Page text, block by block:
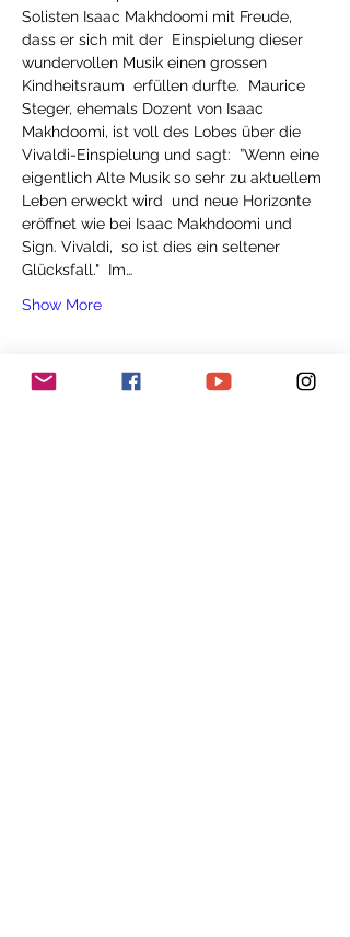
Solisten Isaac Makhdoomi mit Freude,
dass er sich mit der  Einspielung dieser
wundervollen Musik einen grossen
Kindheitsraum  erfüllen durfte.  Maurice
Steger, ehemals Dozent von Isaac
Makhdoomi, ist voll des Lobes über die
Vivaldi-Einspielung und sagt:  ”Wenn eine
eigentlich Alte Musik so sehr zu aktuellem
Leben erweckt wird  und neue Horizonte
eröffnet wie bei Isaac Makhdoomi und
Sign. Vivaldi,  so ist dies ein seltener
Glücksfall."  Im…
Show More
Tickets